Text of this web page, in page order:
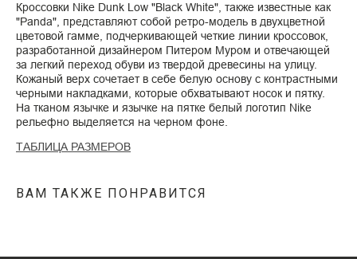
Кроссовки Nike Dunk Low "Black White", также известные как
"Panda", представляют собой ретро-модель в двухцветной
цветовой гамме, подчеркивающей четкие линии кроссовок,
разработанной дизайнером Питером Муром и отвечающей
за легкий переход обуви из твердой древесины на улицу.
Кожаный верх сочетает в себе белую основу с контрастными
черными накладками, которые обхватывают носок и пятку.
На тканом язычке и язычке на пятке белый логотип Nike
рельефно выделяется на черном фоне.
ТАБЛИЦА РАЗМЕРОВ
ВАМ ТАКЖЕ ПОНРАВИТСЯ